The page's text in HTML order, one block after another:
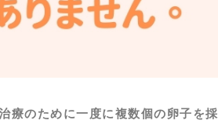
療のために一度に複数個の卵子を採